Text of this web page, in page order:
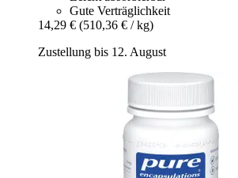
Gute Verträglichkeit
14,29 € (510,36 € / kg)
Zustellung bis 12. August